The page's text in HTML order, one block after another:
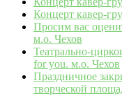
Концерт кавер-
Просим вас
м.о. Чехов
for you. м.о. Чехов
Праздничное
творческой